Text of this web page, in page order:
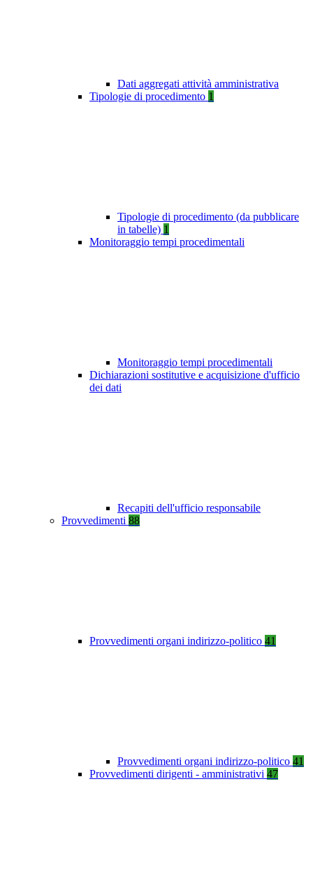
Dati aggregati attività amministrativa
Tipologie di procedimento 1
Tipologie di procedimento (da pubblicare
in tabelle) 1
Monitoraggio tempi procedimentali
Monitoraggio tempi procedimentali
Dichiarazioni sostitutive e acquisizione d'ufficio
dei dati
Recapiti dell'ufficio responsabile
Provvedimenti 88
Provvedimenti organi indirizzo-politico 41
Provvedimenti organi indirizzo-politico 41
Provvedimenti dirigenti - amministrativi 47